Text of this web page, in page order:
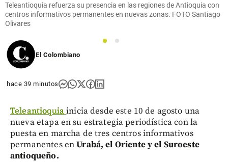
Teleantioquia refuerza su presencia en las regiones de Antioquia con
centros informativos permanentes en nuevas zonas. FOTO Santiago
Olivares
1
2
El Colombiano
hace 39 minutos
Teleantioquiainicia desde este 10 de agosto una
nueva etapa en su estrategia periodística con la
puesta en marcha de tres centros informativos
permanentes enUrabá, el Oriente y el Suroeste
antioqueño.